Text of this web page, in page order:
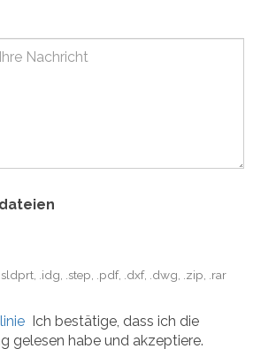
.idg, .step, .pdf, .dxf, .dwg, .zip, .rar
Ich bestätige, dass ich die
gelesen habe und akzeptiere.